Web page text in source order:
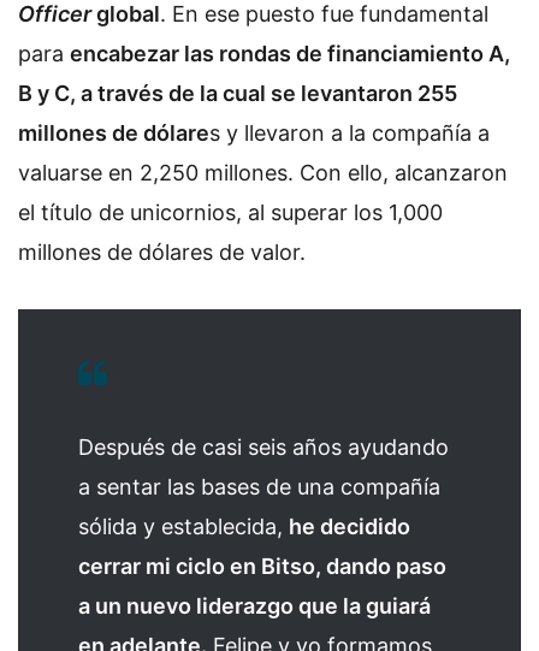
Officerglobal. En ese puesto fue fundamental
para encabezar las rondas de financiamiento A,
B y C, a través de la cual se levantaron 255
millones de dólares y llevaron a la compañía a
valuarse en 2,250 millones. Con ello, alcanzaron
el título de unicornios, al superar los 1,000
millones de dólares de valor.
Después de casi seis años ayudando
a sentar las bases de una compañía
sólida y establecida, he decidido
cerrar mi ciclo en Bitso, dando paso
a un nuevo liderazgo que la guiará
en adelante. Felipe y yo formamos